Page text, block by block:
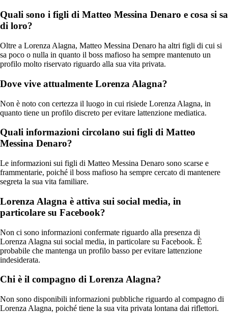
Quali sono i figli di Matteo Messina Denaro e cosa si sa
di loro?
Oltre a Lorenza Alagna, Matteo Messina Denaro ha altri figli di cui si
sa poco o nulla in quanto il boss mafioso ha sempre mantenuto un
profilo molto riservato riguardo alla sua vita privata.
Dove vive attualmente Lorenza Alagna?
Non è noto con certezza il luogo in cui risiede Lorenza Alagna, in
quanto tiene un profilo discreto per evitare lattenzione mediatica.
Quali informazioni circolano sui figli di Matteo
Messina Denaro?
Le informazioni sui figli di Matteo Messina Denaro sono scarse e
frammentarie, poiché il boss mafioso ha sempre cercato di mantenere
segreta la sua vita familiare.
Lorenza Alagna è attiva sui social media, in
particolare su Facebook?
Non ci sono informazioni confermate riguardo alla presenza di
Lorenza Alagna sui social media, in particolare su Facebook. È
probabile che mantenga un profilo basso per evitare lattenzione
indesiderata.
Chi è il compagno di Lorenza Alagna?
Non sono disponibili informazioni pubbliche riguardo al compagno di
Lorenza Alagna, poiché tiene la sua vita privata lontana dai riflettori.